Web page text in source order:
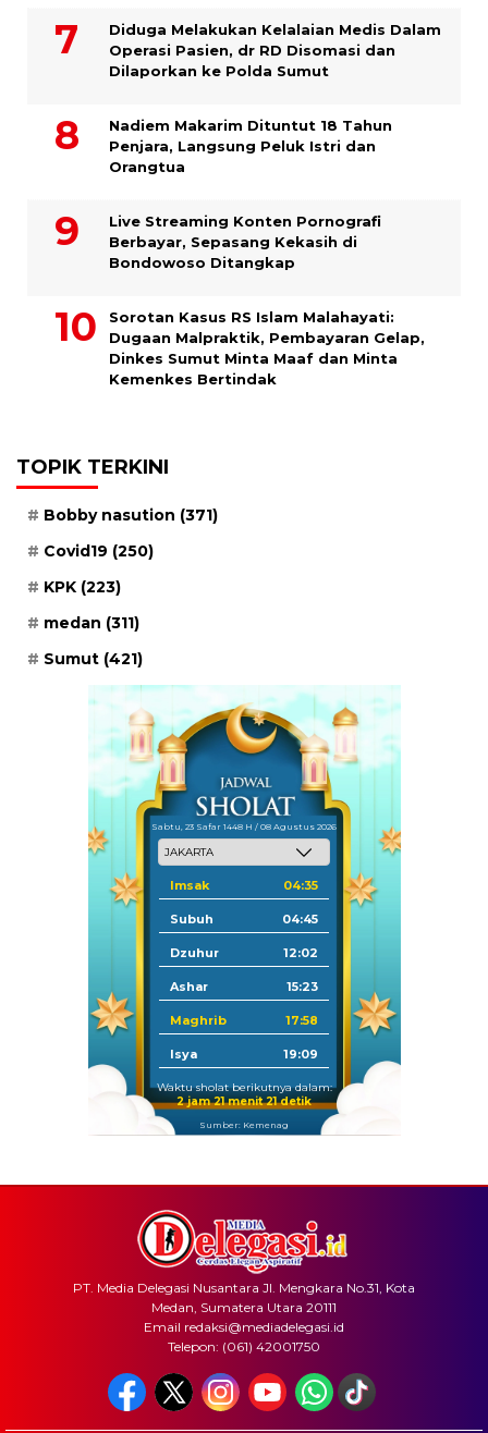
Diduga Melakukan Kelalaian Medis Dalam
Operasi Pasien, dr RD Disomasi dan
Dilaporkan ke Polda Sumut
​Nadiem Makarim Dituntut 18 Tahun
Penjara, Langsung Peluk Istri dan
Orangtua
Live Streaming Konten Pornografi
Berbayar, Sepasang Kekasih di
Bondowoso Ditangkap
Sorotan Kasus RS Islam Malahayati:
Dugaan Malpraktik, Pembayaran Gelap,
Dinkes Sumut Minta Maaf dan Minta
Kemenkes Bertindak
TOPIK TERKINI
Bobby nasution (371)
Covid19 (250)
KPK (223)
medan (311)
Sumut (421)
Sabtu, 23 Safar 1448 H / 08 Agustus 2026
Imsak 04:35
Subuh 04:45
Dzuhur 12:02
Ashar 15:23
Maghrib 17:58
Isya 19:09
Waktu sholat berikutnya dalam:
2 jam 21 menit 21 detik
Sumber: Kemenag
PT. Media Delegasi Nusantara Jl. Mengkara No.31, Kota
Medan, Sumatera Utara 20111
Email redaksi@mediadelegasi.id
Telepon: (061) 42001750